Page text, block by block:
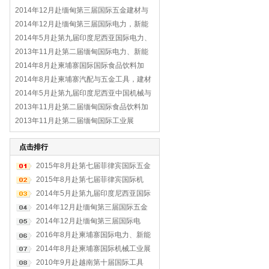
2014年12月赴缅甸第三届国际五金建材与
工具展
2014年12月赴缅甸第三届国际电力，新能
源与照明展
2014年5月赴第九届印度尼西亚国际电力、
新能源与照明展览会
2013年11月赴第二届缅甸国际电力、新能
源与照明展
2014年8月赴柬埔寨国际国际食品饮料加
工、包装印刷设备及橡塑胶机械展
2014年8月赴柬埔寨汽配与五金工具，建材
工业展
2014年5月赴第九届印度尼西亚中国机械与
电子产品贸易展览会
2013年11月赴第二届缅甸国际食品饮料加
工、包装设备及橡塑胶机械展
2013年11月赴第二届缅甸国际工业展
点击排行
2015年8月赴第七届菲律宾国际五金
工具展
2015年8月赴第七届菲律宾国际机
床、焊接切割、金属加工及表面处理
展
2014年5月赴第九届印度尼西亚国际
电力、新能源与照明展览会
2014年12月赴缅甸第三届国际五金
建材与工具展
2014年12月赴缅甸第三届国际电
力，新能源与照明展
2016年8月赴柬埔寨国际电力、新能
源及照明展
2014年8月赴柬埔寨国际机械工业展
2010年9月赴越南第十届国际工具